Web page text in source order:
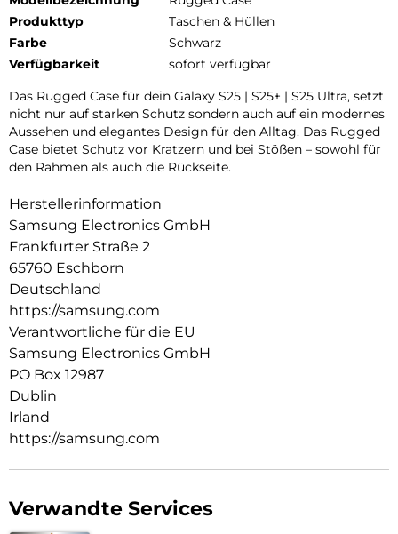
Produkttyp
Taschen & Hüllen
Farbe
Schwarz
Verfügbarkeit
sofort verfügbar
Das Rugged Case für dein Galaxy S25 | S25+ | S25 Ultra, setzt
nicht nur auf starken Schutz sondern auch auf ein modernes
Aussehen und elegantes Design für den Alltag. Das Rugged
Case bietet Schutz vor Kratzern und bei Stößen – sowohl für
den Rahmen als auch die Rückseite.
Herstellerinformation
Samsung Electronics GmbH
Frankfurter Straße 2
65760 Eschborn
Deutschland
https://samsung.com
Verantwortliche für die EU
Samsung Electronics GmbH
PO Box 12987
Dublin
Irland
https://samsung.com
Verwandte Services